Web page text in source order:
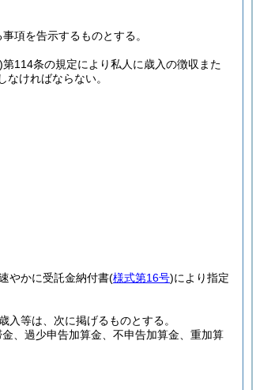
項を告示するものとする。
第114条の規定により私人に歳入の徴収また
ければならない。
やかに受託金納付書(様式第16号)により指定
等は、次に掲げるものとする。
、過少申告加算金、不申告加算金、重加算